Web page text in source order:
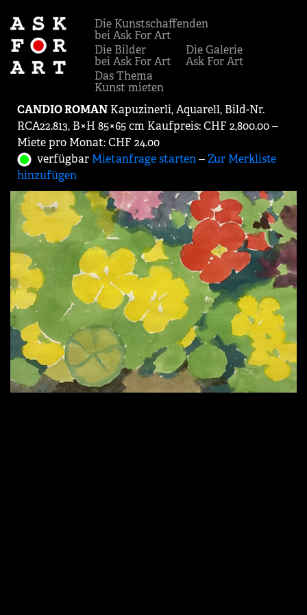
Die Kunstschaffenden
bei Ask For Art
Die Bilder
bei Ask For Art
Die Galerie
Ask For Art
Das Thema
Kunst mieten
CANDIO ROMAN Kapuzinerli, Aquarell, Bild-Nr.
RCA22.813, B×H 85×65 cm Kaufpreis: CHF 2,800.00 ‒
Miete pro Monat: CHF 24.00
verfügbar Mietanfrage starten‒Zur Merkliste
hinzufügen